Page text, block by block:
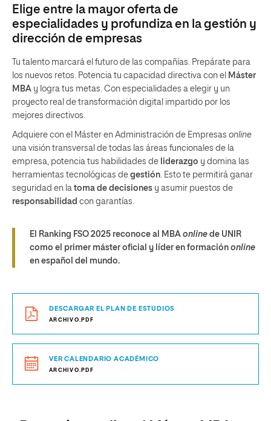
Elige entre la mayor oferta de
especialidades y profundiza en la gestión y
dirección de empresas
Tu talento marcará el futuro de las compañías. Prepárate para
los nuevos retos. Potencia tu capacidad directiva con el Máster
MBA y logra tus metas. Con especialidades a elegir y un
proyecto real de transformación digital impartido por los
mejores directivos.
Adquiere con el Máster en Administración de Empresas online
una visión transversal de todas las áreas funcionales de la
empresa, potencia tus habilidades de liderazgo y domina las
herramientas tecnológicas de gestión. Esto te permitirá ganar
seguridad en la toma de decisiones y asumir puestos de
responsabilidad con garantías.
El Ranking FSO 2025 reconoce al MBA online de UNIR
como el primer máster oficial y líder en formación online
en español del mundo.
DESCARGAR EL PLAN DE ESTUDIOS
ARCHIVO.PDF
VER CALENDARIO ACADÉMICO
ARCHIVO.PDF